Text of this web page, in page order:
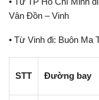
Vân Đồn – Vinh
• Từ Vinh đi: Buôn Ma
STT Đường bay